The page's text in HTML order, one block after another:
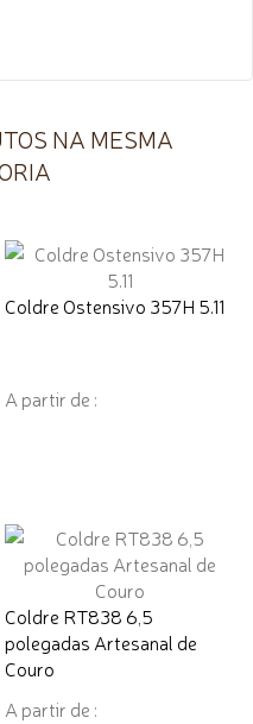
NA MESMA
Coldre Ostensivo 357H 5.11
A partir de :
Coldre RT838 6,5
polegadas Artesanal de
Couro
A partir de :